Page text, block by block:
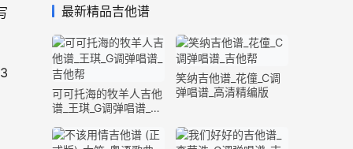
最新精品吉他谱
可可托海的牧羊人吉他
谱_王琪_G调弹唱谱_原
笑纳吉他谱_花僮_C调
弹唱谱_高清精编版